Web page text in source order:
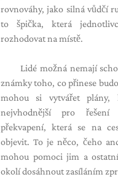
rovnováhy, jako silná vůdčí
to špička, která
rozhodovat na místě.
Lidé možná nemají
známky toho, co přinese
mohou si vytvářet plány,
nejvhodnější pro řešení
překvapení, která se na
objevit. To je něco, čeho
mohou pomoci jim a
okolí dosáhnout zasíláním